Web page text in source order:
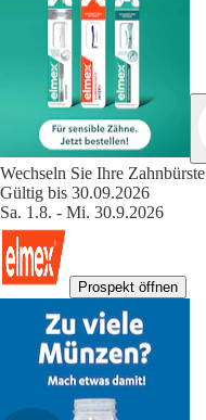
Wechseln Sie Ihre Zahnbürste
Gültig bis 30.09.2026
Sa. 1.8. - Mi. 30.9.2026
Prospekt öffnen